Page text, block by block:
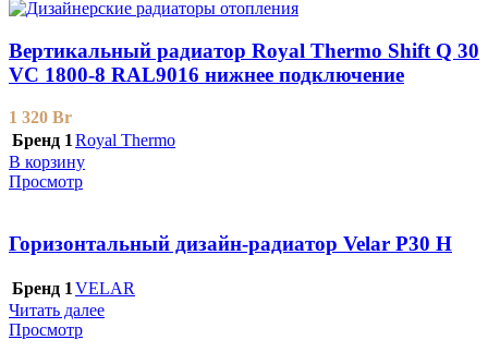
Вертикальный радиатор Royal Thermo Shift Q 30
VС 1800-8 RAL9016 нижнее подключение
1 320 Br
Бренд 1 Royal Thermo
В корзину
Просмотр
Горизонтальный дизайн-радиатор Velar P30 H
Бренд 1 VELAR
Читать далее
Просмотр